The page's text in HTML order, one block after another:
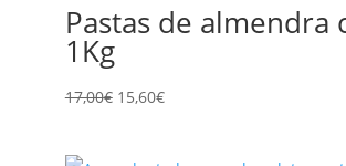
Pastas de almendra
1Kg
17,00€ El
15,60€El